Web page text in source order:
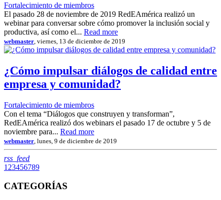
Fortalecimiento de miembros
El pasado 28 de noviembre de 2019 RedEAmérica realizó un
webinar para conversar sobre cómo promover la inclusión social y
productiva, así como el... Read more
webmaster , viernes, 13 de diciembre de 2019
¿Cómo impulsar diálogos de calidad entre
empresa y comunidad?
Fortalecimiento de miembros
Con el tema “Diálogos que construyen y transforman”,
RedEAmérica realizó dos webinars el pasado 17 de octubre y 5 de
noviembre para... Read more
webmaster , lunes, 9 de diciembre de 2019
rss_feedRSS
1 23456789
CATEGORÍAS